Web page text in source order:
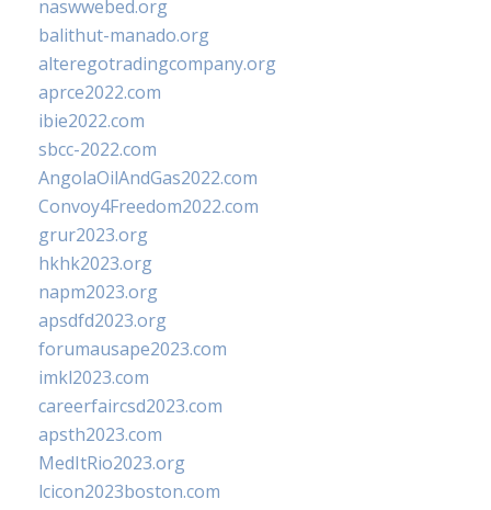
naswwebed.org
balithut-manado.org
alteregotradingcompany.org
aprce2022.com
ibie2022.com
sbcc-2022.com
AngolaOilAndGas2022.com
Convoy4Freedom2022.com
grur2023.org
hkhk2023.org
napm2023.org
apsdfd2023.org
forumausape2023.com
imkl2023.com
careerfaircsd2023.com
apsth2023.com
MedItRio2023.org
lcicon2023boston.com